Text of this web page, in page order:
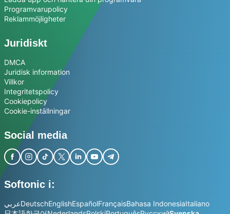
Programvarupolicy
Reklammöjligheter
Juridiskt
DMCA
Juridisk information
Villkor
Integritetspolicy
Cookiepolicy
Cookie-inställningar
Social media
Softonic i:
عربيDeutschEnglishEspañolFrançaisBahasa IndonesiaItaliano